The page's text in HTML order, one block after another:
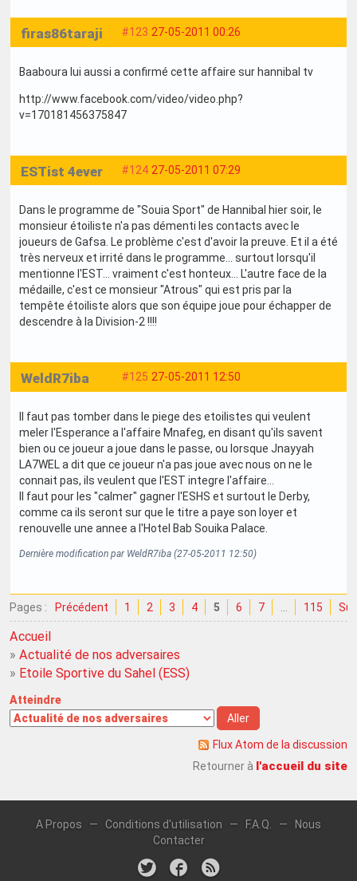
#123 27-05-2011 00:26
firas86taraji
Baaboura lui aussi a confirmé cette affaire sur hannibal tv
http://www.facebook.com/video/video.php?
v=170181456375847
#124 27-05-2011 07:29
ESTist 4ever
Dans le programme de "Souia Sport" de Hannibal hier soir, le
monsieur étoiliste n'a pas démenti les contacts avec le
joueurs de Gafsa. Le problème c'est d'avoir la preuve. Et il a été
très nerveux et irrité dans le programme... surtout lorsqu'il
mentionne l'EST... vraiment c'est honteux... L'autre face de la
médaille, c'est ce monsieur "Atrous" qui est pris par la
tempête étoiliste alors que son équipe joue pour échapper de
descendre à la Division-2 !!!!
#125 27-05-2011 12:50
WeldR7iba
Il faut pas tomber dans le piege des etoilistes qui veulent
meler l'Esperance a l'affaire Mnafeg, en disant qu'ils savent
bien ou ce joueur a joue dans le passe, ou lorsque Jnayyah
LA7WEL a dit que ce joueur n'a pas joue avec nous on ne le
connait pas, ils veulent que l'EST integre l'affaire...
Il faut pour les "calmer" gagner l'ESHS et surtout le Derby,
comme ca ils seront sur que le titre a paye son loyer et
renouvelle une annee a l'Hotel Bab Souika Palace.
Dernière modification par WeldR7iba (27-05-2011 12:50)
Pages : Précédent 1 2 3 4 5 6 7 115
Accueil
» Actualité de nos adversaires
» Etoile Sportive du Sahel (ESS)
Atteindre
Flux Atom de la discussion
Retourner à l'accueil du site
A Propos — Conditions d'utilisation — F.A.Q. —
Nous
Contacter